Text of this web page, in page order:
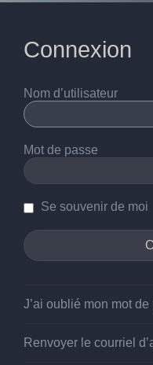
Connexion
Nom d’utilisateur
Mot de passe
Se souvenir de moi
J’ai oublié mon mot de
Renvoyer le courriel